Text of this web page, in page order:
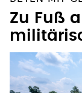
Zu Fuß